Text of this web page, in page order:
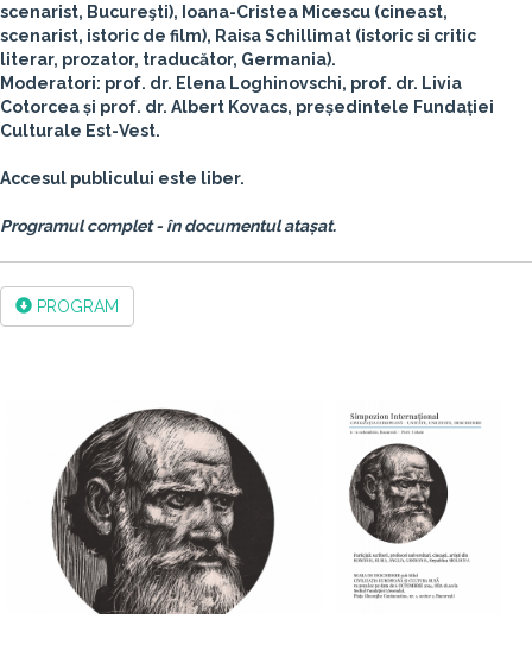
scenarist, Bucureşti), Ioana-Cristea Micescu (cineast,
scenarist, istoric de film), Raisa Schillimat (istoric si critic
literar, prozator, traducător, Germania).
Moderatori: prof. dr. Elena Loghinovschi, prof. dr. Livia
Cotorceași prof. dr. Albert Kovacs, președintele Fundației
Culturale Est-Vest.
Accesul publicului este liber.
Programul complet - în documentul atașat.
PROGRAM